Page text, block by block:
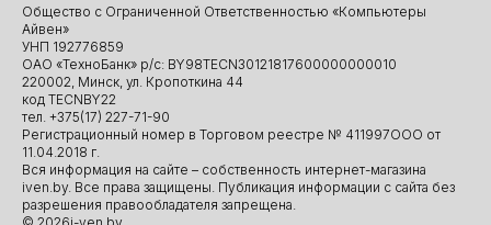
Общество с Ограниченной Ответственностью «Компьютеры
Айвен»
УНП 192776859
ОАО «ТехноБанк» р/с: BY98TECN30121817600000000010
220002, Минск, ул. Кропоткина 44
код TECNBY22
тел. +375(17) 227-71-90
Регистрационный номер в Торговом реестре № 411997ООО от
11.04.2018 г.
Вся информация на сайте – собственность интернет-магазина
iven.by. Все права защищены. Публикация информации с сайта без
разрешения правообладателя запрещена.